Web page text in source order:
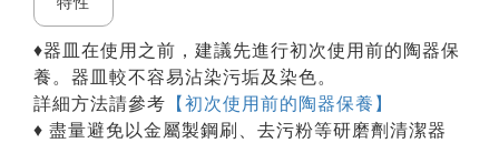
♦器皿在使用之前，建議先進行初次使用前的陶器保
養。器皿較不容易沾染污垢及染色。
詳細方法請參考 【初次使用前的陶器保養】
♦ 盡量避免以金屬製鋼刷、去污粉等研磨劑清潔器